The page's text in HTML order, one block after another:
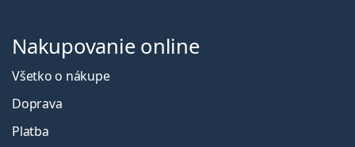
Nakupovanie online
Všetko o nákupe
Doprava
Platba